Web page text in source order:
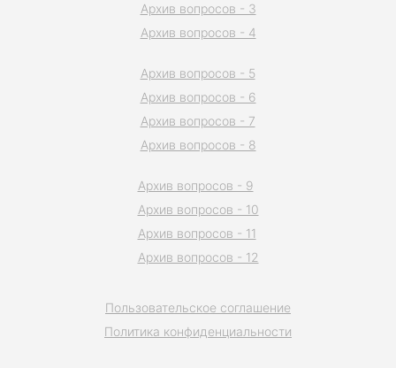
Пользовательское соглашение
Политика конфиденциальности
Архив вопросов - 3
Архив вопросов - 4
Архив вопросов - 5
Архив вопросов - 6
Архив вопросов - 7
Архив вопросов - 8
Архив вопросов - 9
Архив вопросов - 10
Архив вопросов - 11
Архив вопросов - 12